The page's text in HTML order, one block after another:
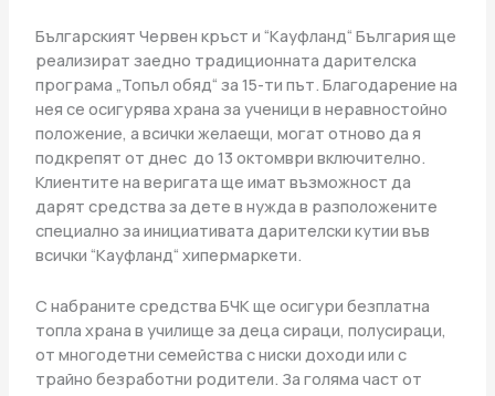
Българският Червен кръст и “Кауфланд“ България ще
реализират заедно традиционната дарителска
програма „Топъл обяд“ за 15-ти път. Благодарение на
нея се осигурява храна за ученици в неравностойно
положение, а всички желаещи, могат отново да я
подкрепят от днес до 13 октомври включително.
Клиентите на веригата ще имат възможност да
дарят средства за дете в нужда в разположените
специално за инициативата дарителски кутии във
всички “Кауфланд“ хипермаркети.
С набраните средства БЧК ще осигури безплатна
топла храна в училище за деца сираци, полусираци,
от многодетни семейства с ниски доходи или с
трайно безработни родители. За голяма част от